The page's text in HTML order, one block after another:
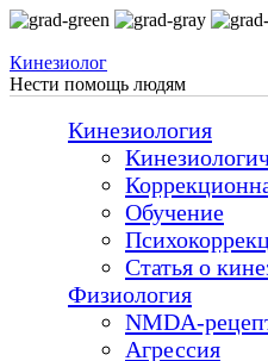
Перейти к основному
Кинезиолог
Нести помощь людям
Кинезиология
Обучение
Статья о
Физиология
NMDA-
Агрессия